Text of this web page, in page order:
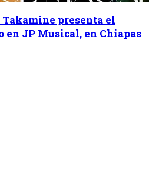
Takamine presenta el
en JP Musical, en Chiapas